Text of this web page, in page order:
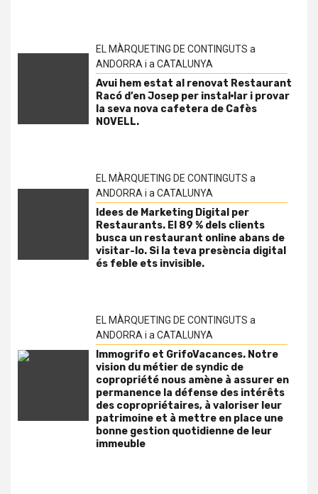
EL MÀRQUETING DE CONTINGUTS a
ANDORRA i a CATALUNYA
Avui hem estat al renovat Restaurant
Racó d’en Josep per instal·lar i provar
la seva nova cafetera de Cafès
NOVELL.
EL MÀRQUETING DE CONTINGUTS a
ANDORRA i a CATALUNYA
Idees de Marketing Digital per
Restaurants. El 89 % dels clients
busca un restaurant online abans de
visitar-lo. Si la teva presència digital
és feble ets invisible.
EL MÀRQUETING DE CONTINGUTS a
ANDORRA i a CATALUNYA
Immogrifo et GrifoVacances. Notre
vision du métier de syndic de
copropriété nous amène à assurer en
permanence la défense des intérêts
des copropriétaires, à valoriser leur
patrimoine et à mettre en place une
bonne gestion quotidienne de leur
immeuble